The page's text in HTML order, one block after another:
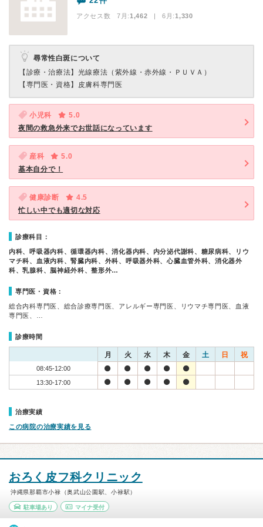
アクセス数 7月:1,462 | 6月:1,330
尋常性白斑について
【診療・治療法】 光線療法（紫外線・赤外線・ＰＵＶＡ）
【専門医・資格】 皮膚科専門医
小児科
5.0
夜間の救急外来でお世話になっています
産科
5.0
基本自分で！
健康診断
4.5
忙しい中でも適切な対応
診療科目：
内科、呼吸器内科、循環器内科、消化器内科、内分泌代謝科、糖尿病科、リウ
マチ科、血液内科、腎臓内科、外科、呼吸器外科、心臓血管外科、消化器外
科、乳腺科、脳神経外科、整形外…
専門医・資格：
総合内科専門医、総合診療専門医、アレルギー専門医、リウマチ専門医、血液
専門医、…
診療時間
月 火 水 木 金 土 日 祝
08:45-12:00
13:30-17:00
治療実績
この病院の治療実績を見る
おろく皮フ科クリニック
沖縄県那覇市小禄（奥武山公園駅、小禄駅）
駐車場あり マイナ受付